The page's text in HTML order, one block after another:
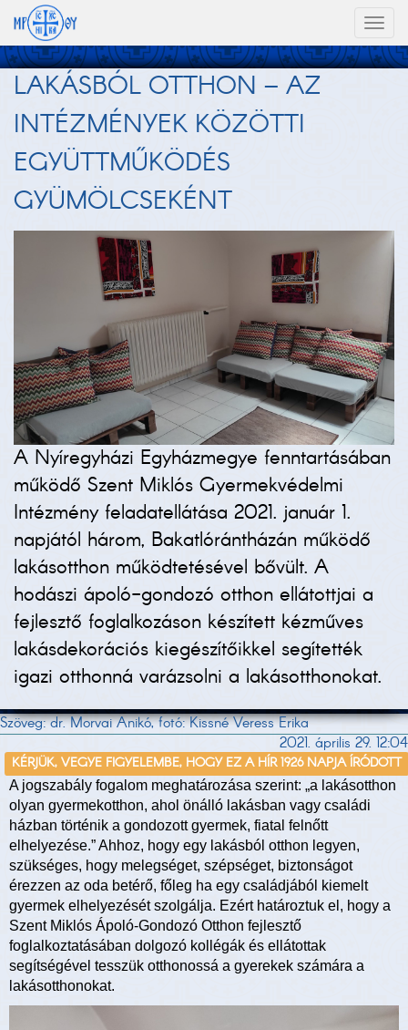
LAKÁSBÓL OTTHON – AZ
INTÉZMÉNYEK KÖZÖTTI
EGYÜTTMŰKÖDÉS
GYÜMÖLCSEKÉNT
A Nyíregyházi Egyházmegye fenntartásában
működő Szent Miklós Gyermekvédelmi
Intézmény feladatellátása 2021. január 1.
napjától három, Bakatlórántházán működő
lakásotthon működtetésével bővült. A
hodászi ápoló-gondozó otthon ellátottjai a
fejlesztő foglalkozáson készített kézműves
lakásdekorációs kiegészítőikkel segítették
igazi otthonná varázsolni a lakásotthonokat.
Szöveg: dr. Morvai Anikó, fotó: Kissné Veress Erika
2021. április 29. 12:04
KÉRJÜK, VEGYE FIGYELEMBE, HOGY EZ A HÍR 1926 NAPJA ÍRÓDOTT
A jogszabály fogalom meghatározása szerint: „a lakásotthon
olyan gyermekotthon, ahol önálló lakásban vagy családi
házban történik a gondozott gyermek, fiatal felnőtt
elhelyezése.” Ahhoz, hogy egy lakásból otthon legyen,
szükséges, hogy melegséget, szépséget, biztonságot
érezzen az oda betérő, főleg ha egy családjából kiemelt
gyermek elhelyezését szolgálja. Ezért határoztuk el, hogy a
Szent Miklós Ápoló-Gondozó Otthon fejlesztő
foglalkoztatásában dolgozó kollégák és ellátottak
segítségével tesszük otthonossá a gyerekek számára a
lakásotthonokat.